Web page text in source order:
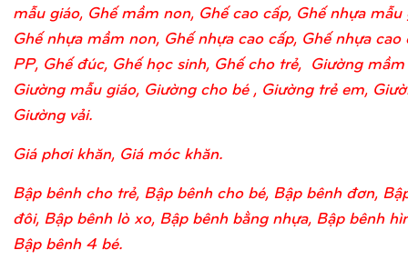
mẫu giáo, Ghế mầm non, Ghế cao cấp, Ghế nhựa mẫu
Ghế nhựa mầm non, Ghế nhựa cao cấp, Ghế nhựa cao
PP, Ghế đúc, Ghế học sinh, Ghế cho trẻ, Giường
Giường mẫu giáo, Giường cho bé , Giường trẻ em,
Giường vải.
Giá phơi khăn, Giá móc khăn.
Bập bênh cho trẻ, Bập bênh cho bé, Bập bênh đơn,
đôi, Bập bênh lò xo, Bập bênh bằng nhựa, Bập bênh
Bập bênh 4 bé.